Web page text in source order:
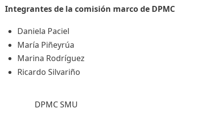
Integrantes de la comisión marco de DPMC
Daniela Paciel
María Piñeyrúa
Marina Rodríguez
Ricardo Silvariño
DPMC SMU